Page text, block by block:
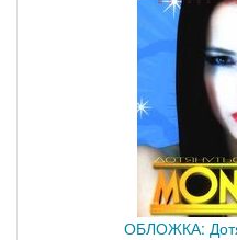
ОБЛОЖКА: